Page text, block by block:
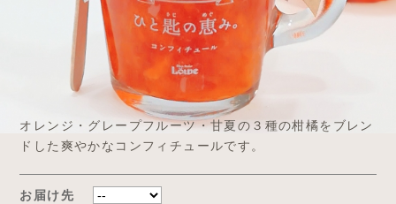
オレンジ・グレープフルーツ・甘夏の３種の柑橘をブレン
ドした爽やかなコンフィチュールです。
お届け先